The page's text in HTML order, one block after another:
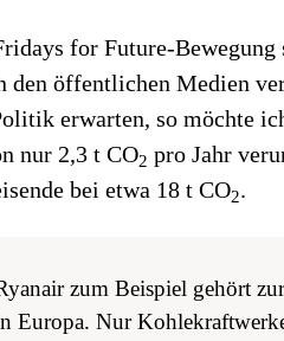
for Future-
den öffentlichen Medien
erwarten, so möchte
nur 2,3 t CO2 pro Jahr
bei etwa 18 t CO2.
zum Beispiel gehört
Europa. Nur